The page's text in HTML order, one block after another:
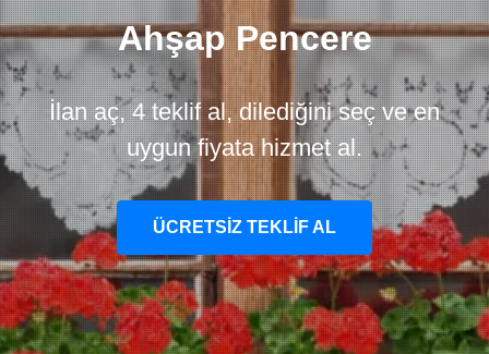
Ahşap Pencere
İlan aç, 4 teklif al, dilediğini seç ve en
uygun fiyata hizmet al.
ÜCRETSİZ TEKLİF AL